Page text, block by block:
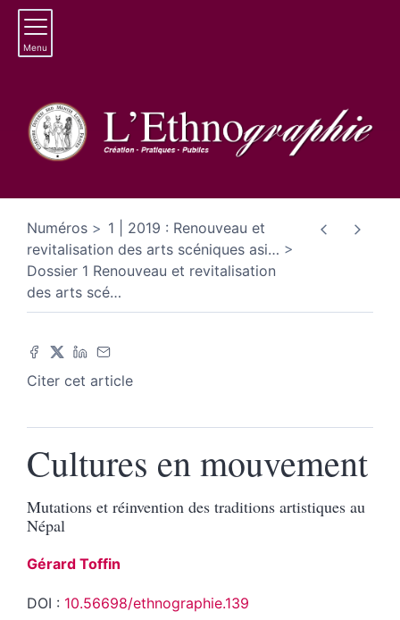
Menu
Numéros
1 | 2019 : Renouveau et
revitalisation des arts scéniques asi…
Dossier 1 Renouveau et revitalisation
des arts scé…
Citer cet article
Cultures en mouvement
Mutations et réinvention des traditions artistiques au
Népal
Gérard Toffin
DOI : 10.56698/ethnographie.139